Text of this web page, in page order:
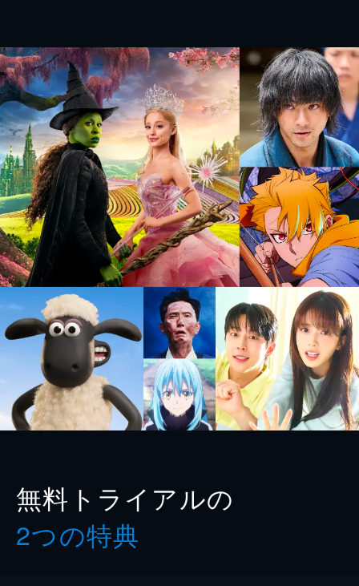
無料トライアルの
2つの特典